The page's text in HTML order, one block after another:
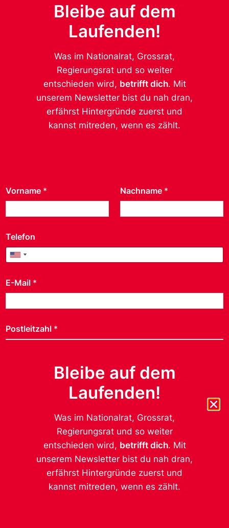
Bleibe auf dem
Laufenden!
Was im Nationalrat, Grossrat,
Regierungsrat und so weiter
entschieden wird, betrifft dich. Mit
unserem Newsletter bist du nah dran,
erfährst Hintergründe zuerst und
kannst mitreden, wenn es zählt.
Vorname * Nachname *
Telefon
United States +1
United States +1
E-Mail *
Postleitzahl *
*
Datenschutz ist uns wichtig.*
Ich möchte von der SP Kanton Thurgau auf dem
Laufenden gehalten werden. Die Daten werden
nicht an Dritte weitergegeben, mehr dazu
https://sp-tg.ch/impressum/.
Bleibe auf dem
Laufenden!
Was im Nationalrat, Grossrat,
Regierungsrat und so weiter
entschieden wird, betrifft dich. Mit
unserem Newsletter bist du nah dran,
erfährst Hintergründe zuerst und
kannst mitreden, wenn es zählt.